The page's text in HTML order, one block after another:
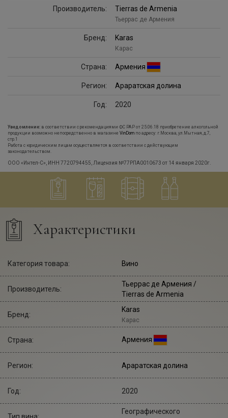
Производитель: Tierras de Armenia
Тьеррас де Армения
Бренд: Karas
Карас
Страна: Армения
Регион: Араратская долина
Год: 2020
Уведомление: в соответствии с рекомендациями ФС РАР от 25.06.18 приобретение алкогольной
продукции возможно непосредственно в магазине VinDom по адресу: г.Москва, ул.Мытная, д.7,
стр.1
Работа с юридическим лицам осуществляется в соответствии с действующим
законодательством.
ООО «Интел-С», ИНН 7720794455, Лицензия №77РПА0010673 от 14 января 2020г.
Характеристики
Категория товара: Вино
Производитель:
Тьеррас де Армения /
Tierras de Armenia
Бренд:
Karas
Карас
Страна: Армения
Регион: Араратская долина
Год: 2020
Тип вина:
Географического